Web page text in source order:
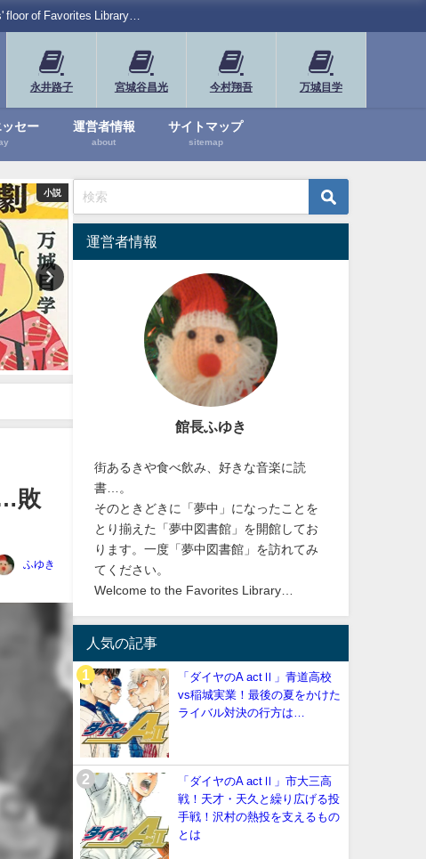
floor of Favorites Library…
永井路子 宮城谷昌光 今村翔吾 万城目学
ッセー 運営者情報
about
サイトマップ
sitemap
小説
敗
ふゆき
運営者情報
館長ふゆき
街あるきや食べ飲み、好きな音楽に読
書…。
そのときどきに「夢中」になったことを
とり揃えた「夢中図書館」を開館してお
ります。一度「夢中図書館」を訪れてみ
てください。
Welcome to the Favorites Library…
人気の記事
「ダイヤのA actⅡ」青道高校
vs稲城実業！最後の夏をかけた
ライバル対決の行方は…
「ダイヤのA actⅡ」市大三高
戦！天才・天久と繰り広げる投
手戦！沢村の熱投を支えるもの
とは